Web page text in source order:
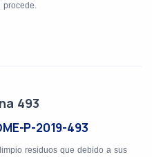
procede.
493
P-2019-493
residuos que debido a sus